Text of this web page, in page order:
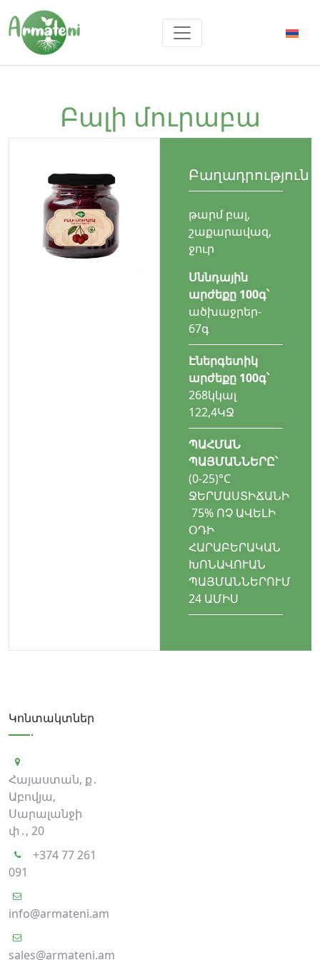
Բալի մուրաբա
Բաղադրություն
թարմ բալ,
շաքարավազ,
ջուր
Սննդային
արժեքը 100գ՝
ածխաջրեր-
67գ
Էներգետիկ
արժեքը 100գ՝
268կկալ
122,4ԿՋ
ՊԱՀՄԱՆ
ՊԱՅՄԱՆՆԵՐԸ՝
(0-25)°С
ՋԵՐՄԱՍՏԻՃԱՆԻ
 75% ՈՉ ԱՎԵԼԻ
ՕԴԻ
ՀԱՐԱԲԵՐԱԿԱՆ
ԽՈՆԱՎՈՒԱՆ
ՊԱՅՄԱՆՆԵՐՈՒՄ
24 ԱՄԻՍ
Կոնտակտներ
Հայաստան, ք․
Աբովյա,
Սարալանջի
փ․, 20
+374 77 261
091
info@armateni.am
sales@armateni.am